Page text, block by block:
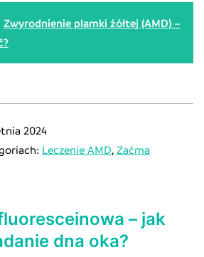
Zwyrodnienie plamki żółtej (AMD) –
2024
Leczenie AMD, Zaćma
– jak
dna oka?